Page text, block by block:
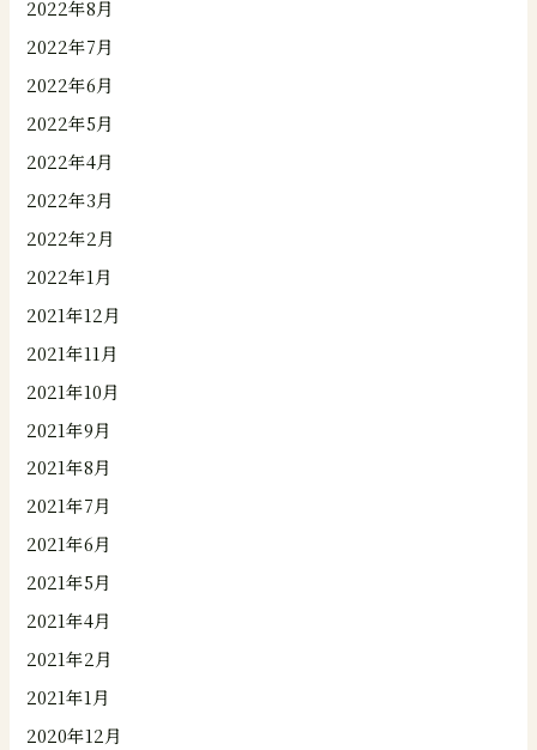
2022年8月
2022年7月
2022年6月
2022年5月
2022年4月
2022年3月
2022年2月
2022年1月
2021年12月
2021年11月
2021年10月
2021年9月
2021年8月
2021年7月
2021年6月
2021年5月
2021年4月
2021年2月
2021年1月
2020年12月